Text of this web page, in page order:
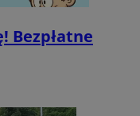
Bezpłatne